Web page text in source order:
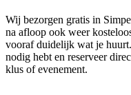
Wij bezorgen gratis in
na afloop ook weer
vooraf duidelijk wat je
nodig hebt en reserveer
klus of evenement.